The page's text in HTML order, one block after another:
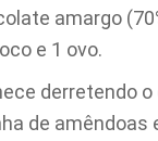
amargo
e 1 ovo.
derretendo
de amêndoas